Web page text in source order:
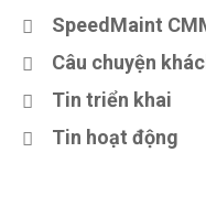
SpeedMaint
Câu chuyện
Tin triển khai
Tin hoạt động